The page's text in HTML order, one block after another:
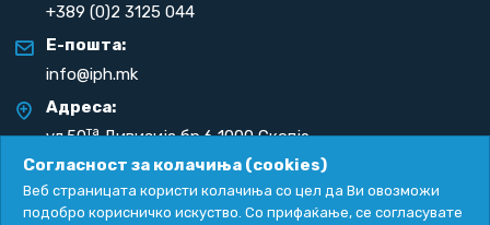
+389 (0)2 3125 044
Е-пошта:
info@iph.mk
Адреса:
ул.50таДивизија бр.6 1000 Скопје
Република С. Македонија
Согласност за колачиња (cookies)
Веб страницата користи колачиња со цел да Ви овозможи
подобро корисничко искуство. Со прифаќање, се согласувате